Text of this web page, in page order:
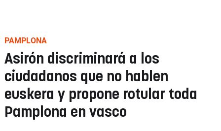
PAMPLONA
Asirón discriminará a los
ciudadanos que no hablen
euskera y propone rotular toda
Pamplona en vasco